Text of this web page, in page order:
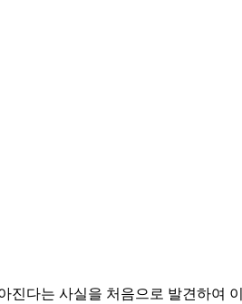
다는 사실을 처음으로 발견하여